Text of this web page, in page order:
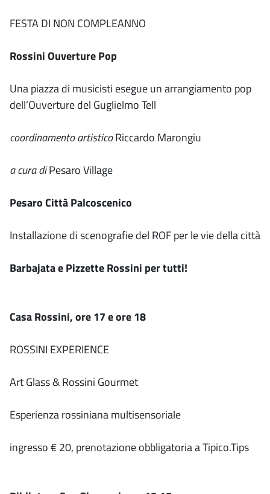
FESTA DI NON COMPLEANNO
Rossini Ouverture Pop
Una piazza di musicisti esegue un arrangiamento pop
dell’Ouverture del Guglielmo Tell
coordinamento artisticoRiccardo Marongiu
a cura diPesaro Village
Pesaro Città Palcoscenico
Installazione di scenografie del ROF per le vie della città
Barbajata e Pizzette Rossini per tutti!
Casa Rossini, ore 17 e ore 18
ROSSINI EXPERIENCE
Art Glass & Rossini Gourmet
Esperienza rossiniana multisensoriale
ingresso € 20, prenotazione obbligatoria a Tipico.Tips